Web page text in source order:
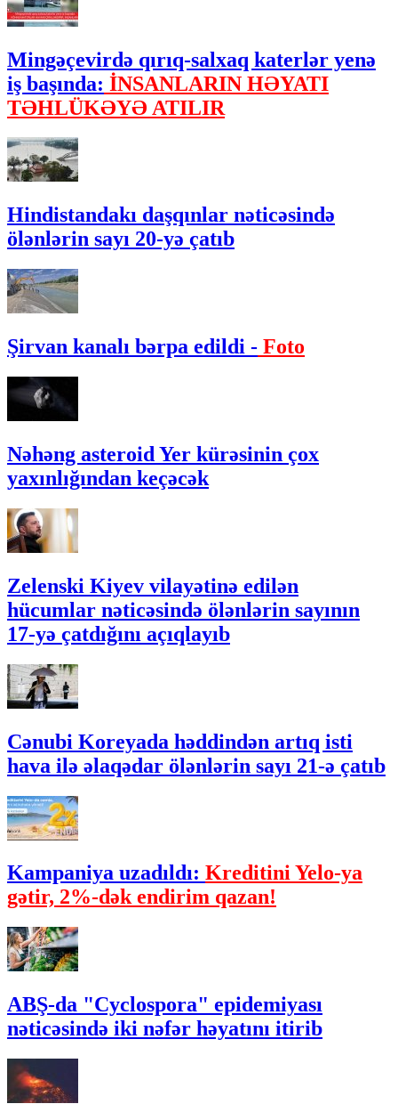
Mingəçevirdə qırıq-salxaq katerlər yenə
iş başında: İNSANLARIN HƏYATI
TƏHLÜKƏYƏ ATILIR
Hindistandakı daşqınlar nəticəsində
ölənlərin sayı 20-yə çatıb
Şirvan kanalı bərpa edildi - Foto
Nəhəng asteroid Yer kürəsinin çox
yaxınlığından keçəcək
Zelenski Kiyev vilayətinə edilən
hücumlar nəticəsində ölənlərin sayının
17-yə çatdığını açıqlayıb
Cənubi Koreyada həddindən artıq isti
hava ilə əlaqədar ölənlərin sayı 21-ə çatıb
Kampaniya uzadıldı: Kreditini Yelo-ya
gətir, 2%-dək endirim qazan!
ABŞ-da "Cyclospora" epidemiyası
nəticəsində iki nəfər həyatını itirib